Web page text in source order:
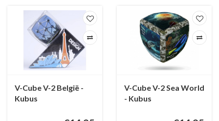
V-Cube V-2 België -
Kubus
V-Cube V-2 Sea World
- Kubus